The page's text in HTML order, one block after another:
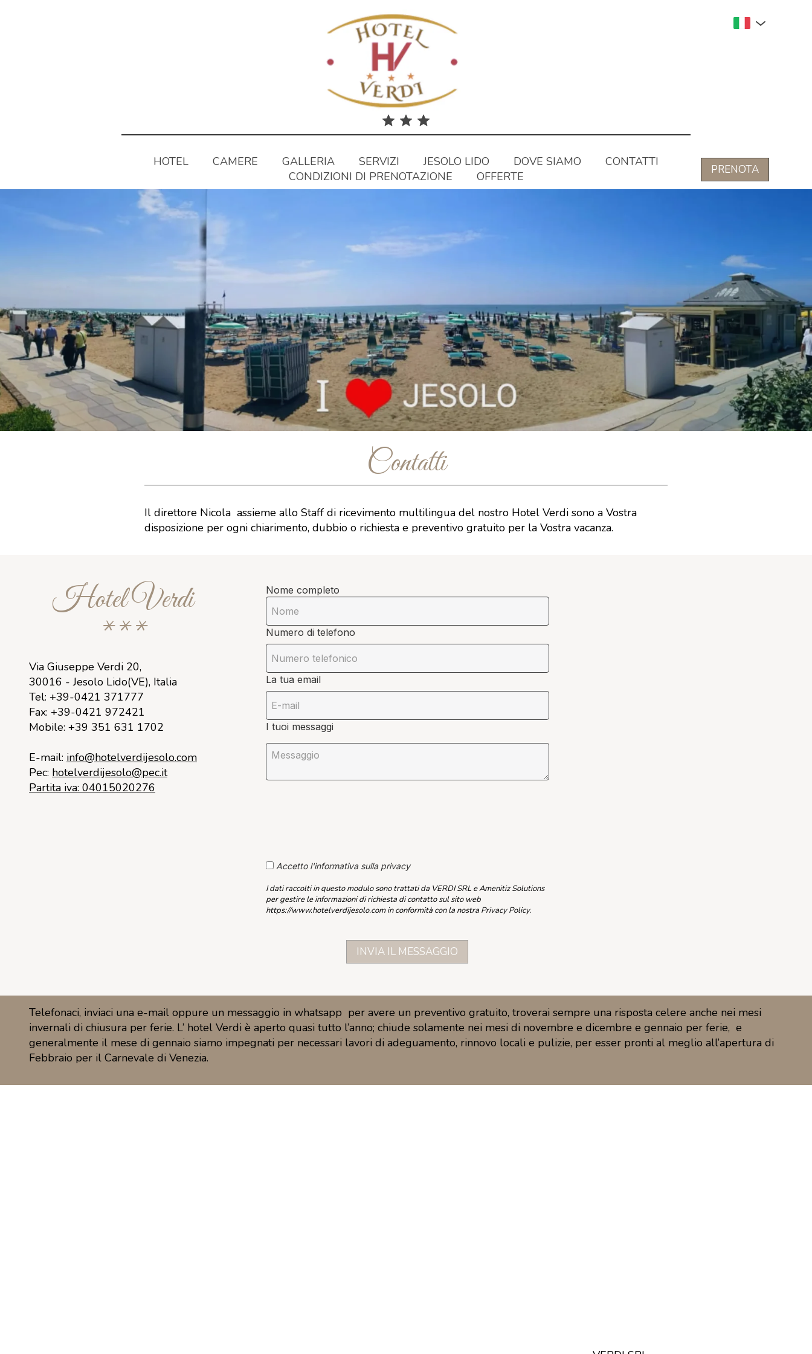
HOTEL CAMERE GALLERIA SERVIZI JESOLO LIDO DOVE SIAMO
CONTATTI
CONDIZIONI DI PRENOTAZIONE
OFFERTE PRENOTA
Contatti
Il direttore Nicola assieme allo Staff di ricevimento multilingua del nostro Hotel Verdi sono a Vostra
disposizione per ogni chiarimento, dubbio o richiesta e preventivo gratuito per la Vostra vacanza.
Hotel Verdi
***
Via Giuseppe Verdi 20,
30016 - Jesolo Lido(VE), Italia
Tel: +39-0421 371777
Fax: +39-0421 972421
Mobile: +39 351 631 1702
E-mail: info@hotelverdijesolo.com
Pec: hotelverdijesolo@pec.it
Partita iva: 04015020276
Nome completo
Numero di telefono
La tua email
I tuoi messaggi
Accetto l'informativa sulla privacy
I dati raccolti in questo modulo sono trattati da VERDI SRL e Amenitiz Solutions
per gestire le informazioni di richiesta di contatto sul sito web
https://www.hotelverdijesolo.com in conformità con la nostra Privacy Policy.
Telefonaci, inviaci una e-mail oppure un messaggio in whatsapp per avere un preventivo gratuito, troverai sempre una risposta celere anche nei mesi
invernali di chiusura per ferie. L’ hotel Verdi è aperto quasi tutto l’anno; chiude solamente nei mesi di novembre e dicembre e gennaio per ferie, e
generalmente il mese di gennaio siamo impegnati per necessari lavori di adeguamento, rinnovo locali e pulizie, per esser pronti al meglio all’apertura di
Febbraio per il Carnevale di Venezia.